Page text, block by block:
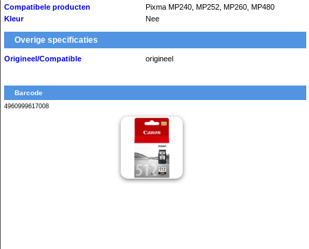
Compatibele producten
Pixma MP240, MP252, MP260, MP480
Kleur
Nee
Overige specificaties
Origineel/Compatible origineel
Barcode
4960999617008